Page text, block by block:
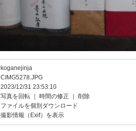
koganejinja
CIMG5278.JPG
2023/12/31 23:53:10
写真を回転 時間の修正
削除
ファイルを個別ダウンロード
撮影情報（Exif）を表示